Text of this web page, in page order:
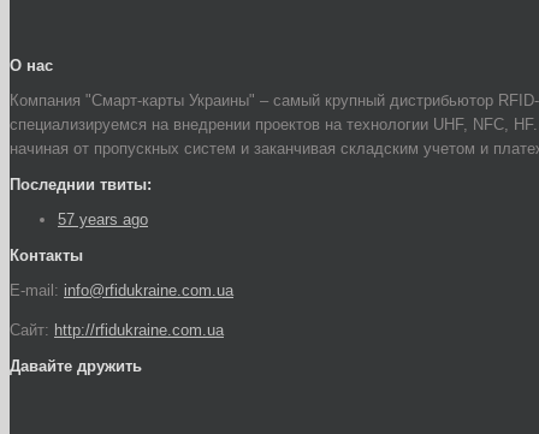
О нас
Компания "Смарт-карты Украины" – самый крупный дистрибьютор
специализируемся на внедрении проектов на технологии UHF, NFC,
начиная от пропускных систем и заканчивая складским учетом и
Последнии твиты:
57 years ago
Контакты
E-mail: info@rfidukraine.com.ua
Сайт: http://rfidukraine.com.ua
Давайте дружить